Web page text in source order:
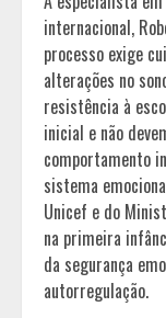
internacional,
processo exige
alterações no
resistência à
inicial e não
comportamento
sistema
Unicef e do
na primeira
da segurança
autorregulação.